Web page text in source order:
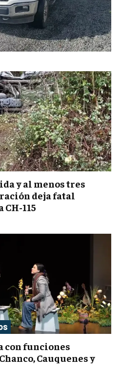
y al menos tres
deja fatal
115
con funciones
Cauquenes y